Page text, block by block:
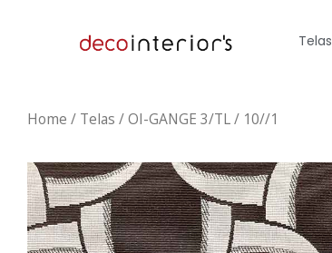
Telas
Home / Telas / OI-GANGE 3/TL / 10//1